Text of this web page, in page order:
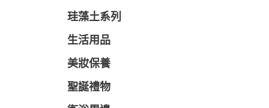
珪藻土系列
生活用品
美妝保養
聖誕禮物